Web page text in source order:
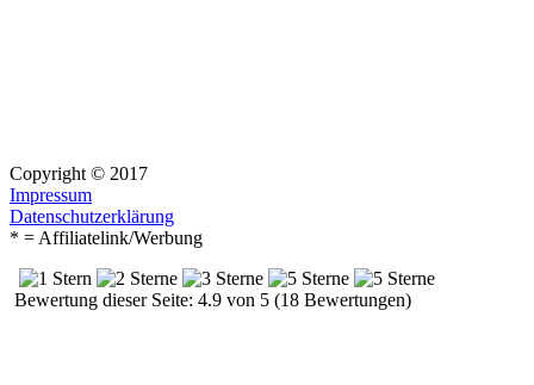
Copyright © 2017
Impressum
Datenschutzerklärung
* = Affiliatelink/Werbung
Bewertung dieser Seite: 4.9 von 5 (18 Bewertungen)